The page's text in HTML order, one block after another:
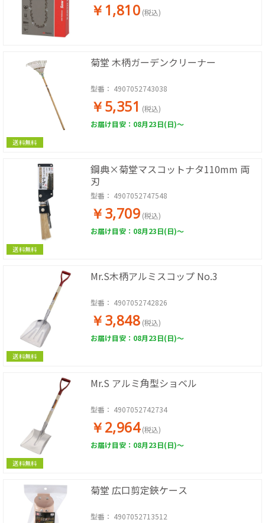
￥1,810 (税込)
送料無料
菊堂 木柄ガーデンクリーナー
型番： 4907052743038
￥5,351 (税込)
お届け目安：08月23日(日)～
送料無料
鋼典×菊堂マスコットナタ110mm 両
刃
型番： 4907052747548
￥3,709 (税込)
お届け目安：08月23日(日)～
送料無料
Mr.S木柄アルミスコップ No.3
型番： 4907052742826
￥3,848 (税込)
お届け目安：08月23日(日)～
送料無料
Mr.S アルミ角型ショベル
型番： 4907052742734
￥2,964 (税込)
お届け目安：08月23日(日)～
菊堂 広口剪定鋏ケース
型番： 4907052713512